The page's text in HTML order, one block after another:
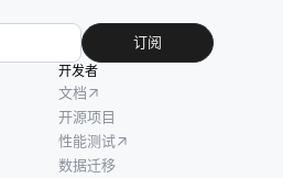
订阅
开发者
文档
开源项目
性能测试
数据迁移